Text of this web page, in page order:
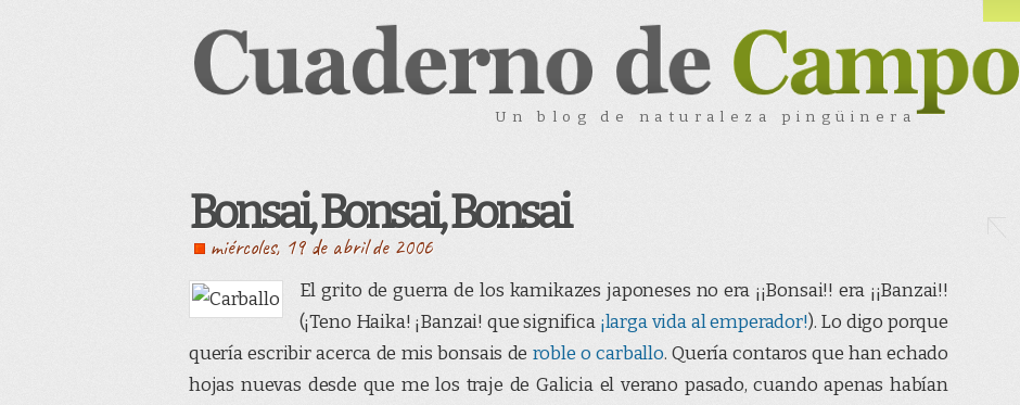
Un blog de naturaleza pingüinera
Bonsai, Bonsai, Bonsai
miércoles, 19 de abril de 2006
El grito de guerra de los kamikazes japoneses no era ¡¡Bonsai!! era ¡¡Banzai!!
(¡Teno Haika! ¡Banzai! que significa ¡larga vida al emperador!). Lo digo porque
quería escribir acerca de mis bonsais de roble o carballo. Quería contaros que han echado
hojas nuevas desde que me los traje de Galicia el verano pasado, cuando apenas habían